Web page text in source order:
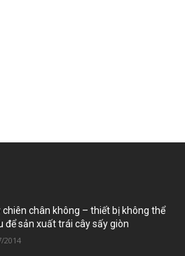
chiên chân không – thiết bị không thể
để sản xuất trái cây sấy giòn
2014